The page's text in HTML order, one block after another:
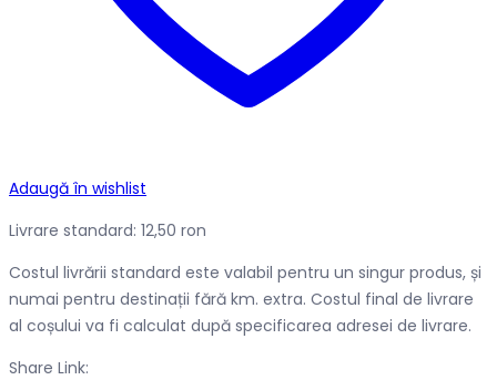
Adaugă în wishlist
Livrare standard: 12,50 ron
Costul livrării standard este valabil pentru un singur produs, și
numai pentru destinații fără km. extra. Costul final de livrare
al coșului va fi calculat după specificarea adresei de livrare.
Share Link: